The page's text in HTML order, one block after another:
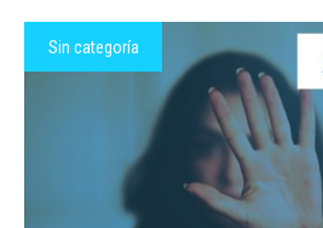
Sin categoría